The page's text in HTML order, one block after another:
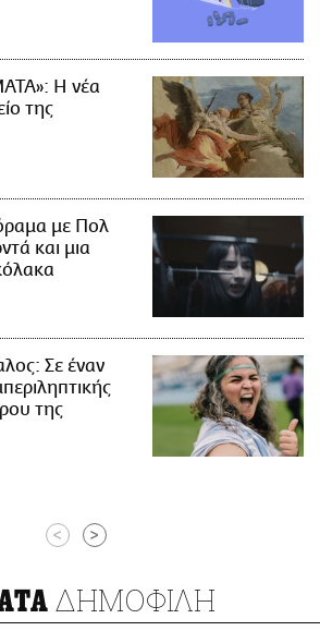
Η νέα
της
με Πολ
και μια
Σε έναν
της
< >
ΔΗΜΟΦΙΛΗ